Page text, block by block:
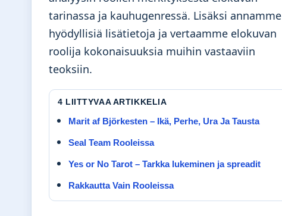
tarinassa ja kauhugenressä. Lisäksi annamme
hyödyllisiä lisätietoja ja vertaamme elokuvan
roolija kokonaisuuksia muihin vastaaviin
teoksiin.
4 LIITTYVAA ARTIKKELIA
Marit af Björkesten – Ikä, Perhe, Ura Ja Tausta
Seal Team Rooleissa
Yes or No Tarot – Tarkka lukeminen ja spreadit
Rakkautta Vain Rooleissa